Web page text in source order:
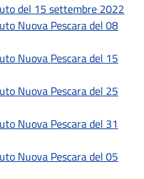
del 15 settembre 2022
Nuova Pescara del 08
Nuova Pescara del 15
Nuova Pescara del 25
Nuova Pescara del 31
Nuova Pescara del 05